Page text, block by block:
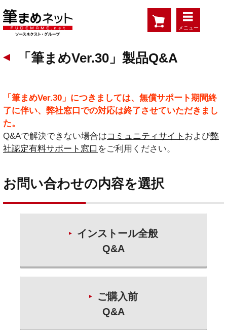
メニュー
「筆まめVer.30」製品Q&A
「筆まめVer.30」につきましては、無償サポート期間終
了に伴い、弊社窓口での対応は終了させていただきまし
た。
Q&Aで解決できない場合はコミュニティサイト および弊
社認定有料サポート窓口 をご利用ください。
お問い合わせの内容を選択
インストール全般
Q&A
ご購入前
Q&A